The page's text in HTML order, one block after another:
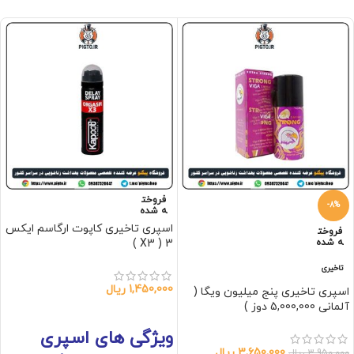
-8%
فروخت
ه شده
تاخیری
اسپری تاخیری پنج میلیون ویگا (
آلمانی 5,000,000 دوز )
فروخت
ه شده
اسپری تاخیری کاپوت ارگاسم ایکس
3 ( X3 )
1,450,000 ریال
ویژگی های اسپری